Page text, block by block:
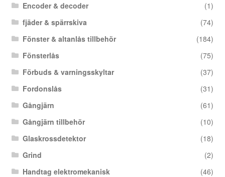
Encoder & decoder
(1)
fjäder & spärrskiva
(74)
Fönster & altanlås tillbehör
(184)
Fönsterlås
(75)
Förbuds & varningsskyltar
(37)
Fordonslås
(31)
Gångjärn
(61)
Gångjärn tillbehör
(10)
Glaskrossdetektor
(18)
Grind
(2)
Handtag elektromekanisk
(46)